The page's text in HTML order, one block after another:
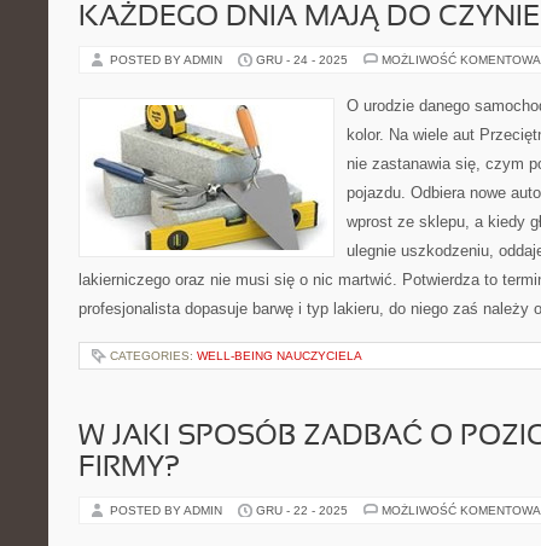
KAŻDEGO DNIA MAJĄ DO
POSTED BY ADMIN GRU - 24 - 2025 MOŻLIWOŚĆ
O urodzie danego
kolor. Na wiele aut
nie zastanawia się, czym
pojazdu. Odbiera nowe
wprost ze sklepu, a kiedy
ulegnie uszkodzeniu,
lakierniczego oraz nie musi się o nic martwić. Potwierdza to
profesjonalista dopasuje barwę i typ lakieru, do niego zaś należy
CATEGORIES: WELL-BEING NAUCZYCIELA
W JAKI SPOSÓB ZADBAĆ O
FIRMY?
POSTED BY ADMIN GRU - 22 - 2025 MOŻLIWOŚĆ